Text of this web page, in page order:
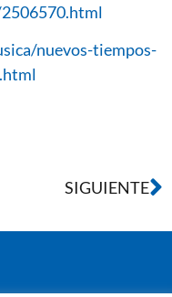
nuevos-tiempos-
SIGUIENTE